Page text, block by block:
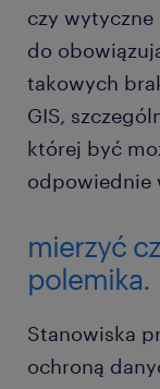
czy wytyczne
do
takowych
GIS,
której być
odpowiednie
mierzyć
polemika.
Stanowiska
ochroną